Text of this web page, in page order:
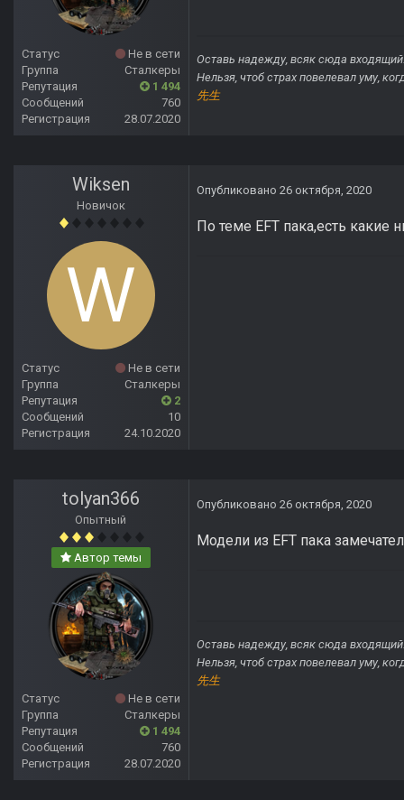
Статус
Не в сети
Группа
Сталкеры
Репутация
1 494
Сообщений
760
Регистрация
28.07.2020
Оставь надежду, всяк сюда
Нельзя, чтоб страх повелевал уму,
先生
Wiksen
Новичок
Статус
Не в сети
Группа
Сталкеры
Репутация
2
Сообщений
10
Регистрация
24.10.2020
Опубликовано 26 октября, 2020
По теме EFT пака,есть
tolyan366
Опытный
Автор темы
Статус
Не в сети
Группа
Сталкеры
Репутация
1 494
Сообщений
760
Регистрация
28.07.2020
Опубликовано 26 октября, 2020
Модели из EFT пака
Оставь надежду, всяк сюда
Нельзя, чтоб страх повелевал уму,
先生